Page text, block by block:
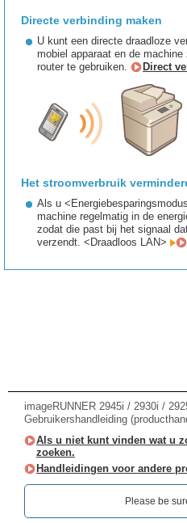
Directe verbinding maken
U kunt een directe draadloze
mobiel apparaat en de
router te gebruiken.
Direct
Het stroomverbruik
Als u
machine regelmatig in de
zodat die past bij het signaal
verzendt. <Draadloos LAN>
imageRUNNER 2945i / 2930i /
Gebruikershandleiding
Als u niet kunt vinden wat u
zoeken.
Handleidingen voor andere
Please be